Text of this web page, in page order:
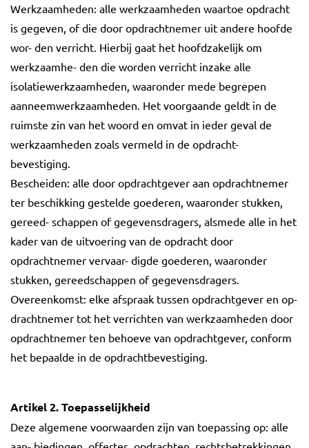
Werkzaamheden: alle werkzaamheden waartoe opdracht
is gegeven, of die door opdrachtnemer uit andere hoofde
wor- den verricht. Hierbij gaat het hoofdzakelijk om
werkzaamhe- den die worden verricht inzake alle
isolatiewerkzaamheden, waaronder mede begrepen
aanneemwerkzaamheden. Het voorgaande geldt in de
ruimste zin van het woord en omvat in ieder geval de
werkzaamheden zoals vermeld in de opdracht-
bevestiging.
Bescheiden: alle door opdrachtgever aan opdrachtnemer
ter beschikking gestelde goederen, waaronder stukken,
gereed- schappen of gegevensdragers, alsmede alle in het
kader van de uitvoering van de opdracht door
opdrachtnemer vervaar- digde goederen, waaronder
stukken, gereedschappen of gegevensdragers.
Overeenkomst: elke afspraak tussen opdrachtgever en op-
drachtnemer tot het verrichten van werkzaamheden door
opdrachtnemer ten behoeve van opdrachtgever, conform
het bepaalde in de opdrachtbevestiging.
Artikel 2. Toepasselijkheid
Deze algemene voorwaarden zijn van toepassing op: alle